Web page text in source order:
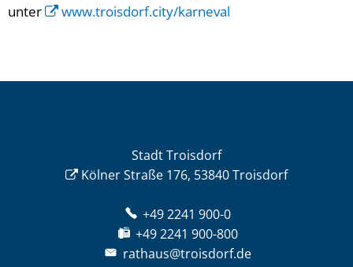
unter
www.troisdorf.city/karneval
Stadt Troisdorf
Kölner Straße 176, 53840 Troisdorf
+49 2241 900-0
+49 2241 900-800
rathaus@troisdorf.de